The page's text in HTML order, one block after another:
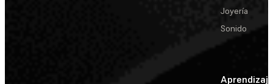
Joyería
Sonido
Aprendizaje